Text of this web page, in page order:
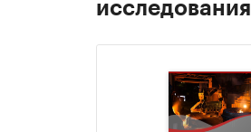
исследования